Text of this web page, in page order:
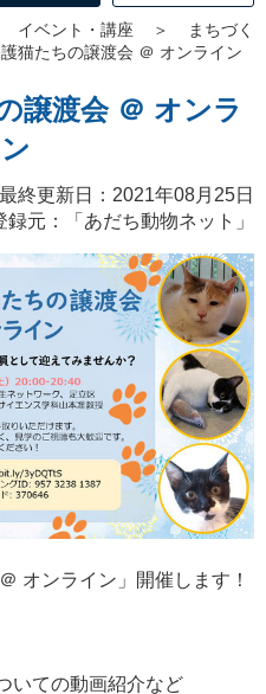
イベント・講座 ＞
まちづく
猫たちの譲渡会 ＠ オンライン
譲渡会 ＠ オンラ
更新日：2021年08月25日
録元：「 あだち動物ネット 」
オンライン」開催します！
ての動画紹介など